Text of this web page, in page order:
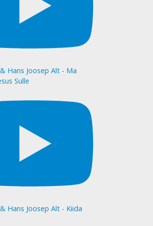
Hans Joosep Alt - Ma
Sulle
Hans Joosep Alt - Kiida